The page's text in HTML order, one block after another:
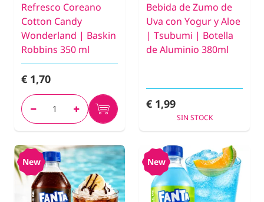
Refresco Coreano
Cotton Candy
Wonderland | Baskin
Robbins 350 ml
€ 1,70
Bebida de Zumo de
Uva con Yogur y Aloe
| Tsubumi | Botella
de Aluminio 380ml
€ 1,99
SIN STOCK
New New